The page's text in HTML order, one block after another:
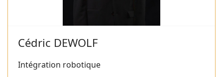
Cédric DEWOLF
Intégration robotique